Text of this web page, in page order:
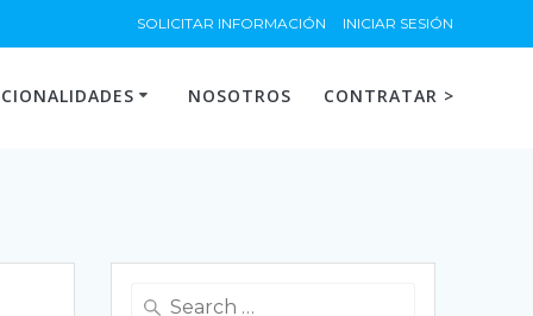
SOLICITAR INFORMACIÓN INICIAR SESIÓN
NOSOTROS CONTRATAR >
Search